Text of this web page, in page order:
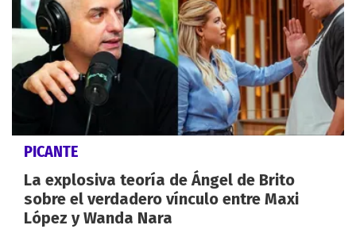
PICANTE
La explosiva teoría de Ángel de Brito
sobre el verdadero vínculo entre Maxi
López y Wanda Nara